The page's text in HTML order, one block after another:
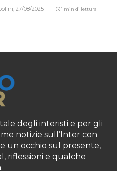
27/08/2025 1 min di lettura
degli interisti e per gli
notizie sull’Inter con
un occhio sul presente,
riflessioni e qualche